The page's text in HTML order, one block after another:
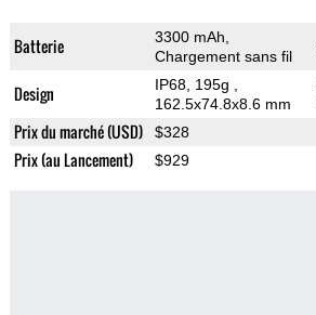
Batterie
3300 mAh,
Chargement sans fil
Design IP68, 195g
162.5x74.8x8.6 mm
Prix du marché (USD) $328
Prix (au Lancement) $929